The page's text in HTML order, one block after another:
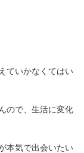
ていかなくてはい
ので、生活に変化
本気で出会いたい